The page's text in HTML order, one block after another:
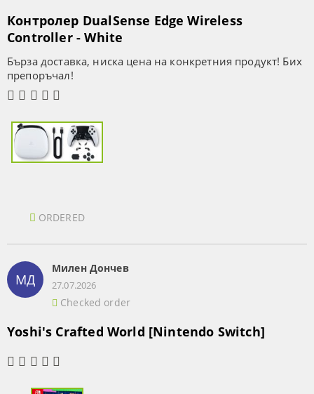
Контролер DualSense Edge Wireless
Controller - White
Бърза доставка, ниска цена на конкретния продукт! Бих
препоръчал!
ORDERED
МД
Милен Дончев
27.07.2026
Checked order
Yoshi's Crafted World [Nintendo Switch]